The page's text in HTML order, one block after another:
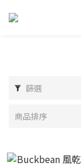
篩選
商品排序